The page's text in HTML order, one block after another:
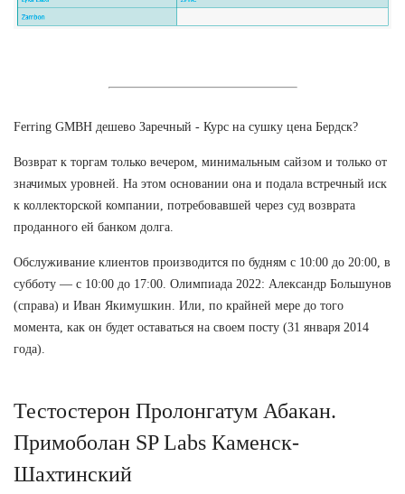
Ferring GMBH дешево Заречный - Курс на сушку цена Бердск?
Возврат к торгам только вечером, минимальным сайзом и только от
значимых уровней. На этом основании она и подала встречный иск
к коллекторской компании, потребовавшей через суд возврата
проданного ей банком долга.
Обслуживание клиентов производится по будням с 10:00 до 20:00, в
субботу — с 10:00 до 17:00. Олимпиада 2022: Александр Большунов
(справа) и Иван Якимушкин. Или, по крайней мере до того
момента, как он будет оставаться на своем посту (31 января 2014
года).
Тестостерон Пролонгатум Абакан.
Примоболан SP Labs Каменск-
Шахтинский